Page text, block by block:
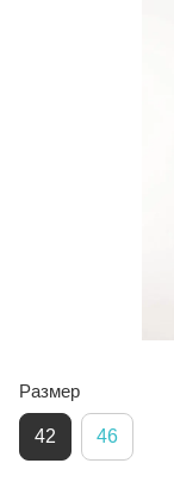
Размер
42 46